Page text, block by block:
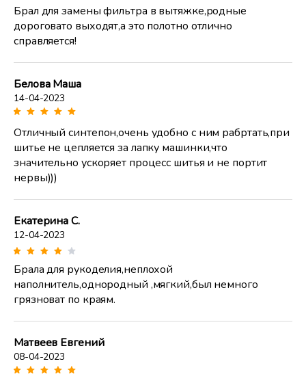
Брал для замены фильтра в вытяжке,родные
дороговато выходят,а это полотно отлично
справляется!
Белова Маша
14-04-2023
Отличный синтепон,очень удобно с ним рабртать,при
шитье не цепляется за лапку машинки,что
значительно ускоряет процесс шитья и не портит
нервы)))
Екатерина С.
12-04-2023
Брала для рукоделия,неплохой
наполнитель,однородный ,мягкий,был немного
грязноват по краям.
Матвеев Евгений
08-04-2023